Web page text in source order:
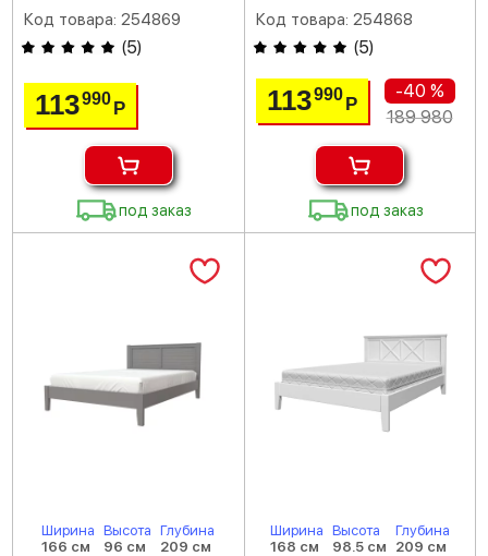
Код товара: 254869
(5)
113990Р
под заказ
Код товара: 254868
(5)
113990 Р
-40 %
189 980
под заказ
Ширина
166 см
Высота
96 см
Глубина
209 см
Ширина
168 см
Высота
98.5 см
Глубина
209 см